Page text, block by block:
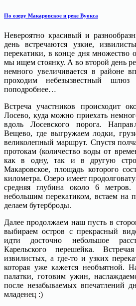
По озеру Макаровское и реке Вуокса
Невероятно красивый и
день встречаются узкие,
перекатики, в конце дня множество
мы ищем стоянку. А во второй день
немного увеличивается в районе
проходим небезызвестный
поподробнее…
Встреча участников происходит
Лосево, куда можно приехать
вдоль Лосевского порога.
Вещево, где выгружаем лодки,
великолепный маршрут. Спустя
протокам (количество воды от
как в одну, так и в другую
Макаровское, площадь которого
километра. Озеро имеет
средняя глубина около 6
небольшим перекатиком, встаем на
делаем бутерброды.
Далее продолжаем наш пусть в
выбираем остров с прекрасный
идти досточно небольшое
Карельского перешейка.
извилистых, а где-то и узких
которая уже кажется необъятной.
палатки, готовим ужин,
после незабываемых впечатлений
младенец :)